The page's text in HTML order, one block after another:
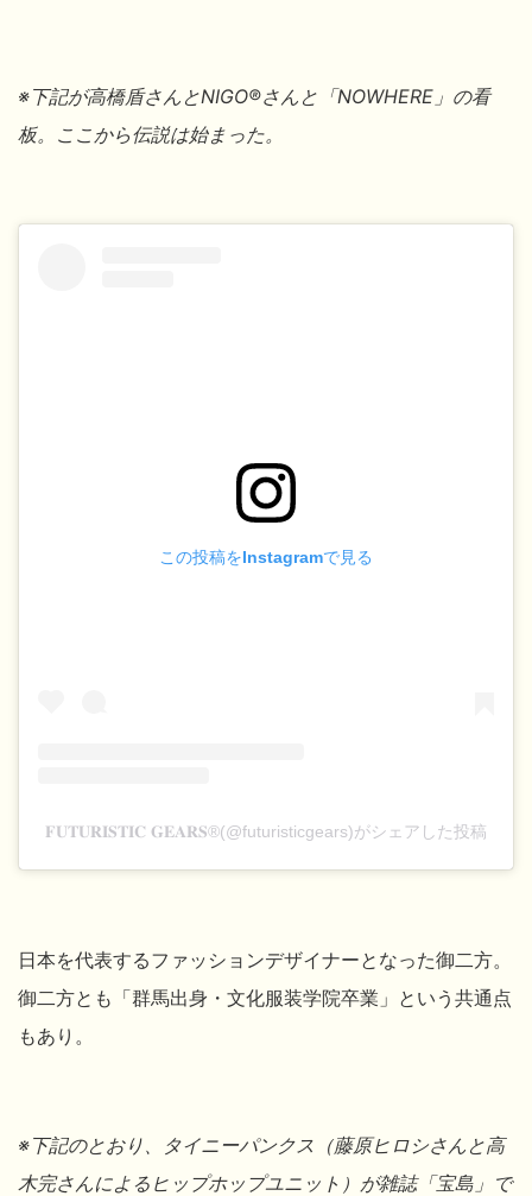
※下記が高橋盾さんとNIGO®さんと 「NOWHERE」の看
板。ここから伝説は始まった。
この投稿をInstagramで見る
𝐅𝐔𝐓𝐔𝐑𝐈𝐒𝐓𝐈𝐂 𝐆𝐄𝐀𝐑𝐒®(@futuristicgears)がシェアした投稿
日本を代表するファッションデザイナーとなった御二方。
御二方とも「群馬出身・文化服装学院卒業」という共通点
もあり。
※下記のとおり、タイニーパンクス（藤原ヒロシさんと高
木完さんによるヒップホップユニット）が雑誌「宝島」で